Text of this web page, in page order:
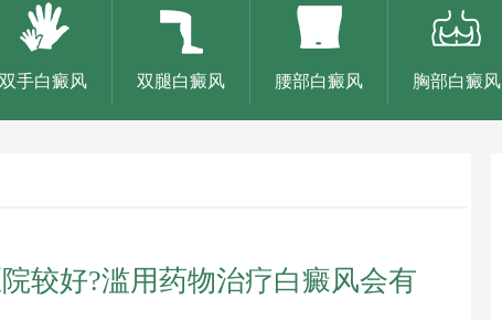
双手白癜风 双腿白癜风 腰部白癜风 胸部白癜风
较好?滥用药物治疗白癜风会有